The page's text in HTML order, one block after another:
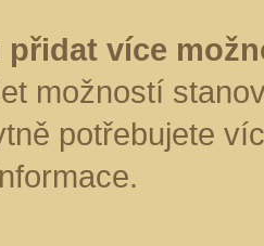
přidat více
možností
potřebujete